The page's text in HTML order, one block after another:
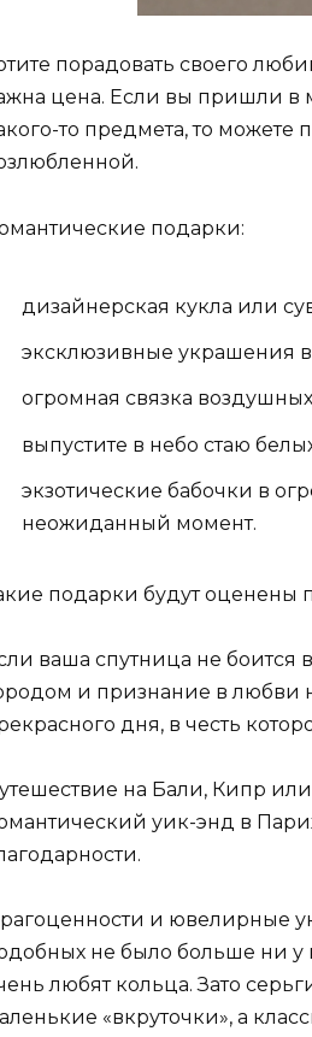
порадовать своего
цена. Если вы пришли в
то предмета, то можете
подарки:
дизайнерская кукла или
эксклюзивные украшения в
огромная связка
выпустите в небо стаю
экзотические бабочки в
неожиданный момент.
подарки будут оценены
ваша спутница не боится
и признание в любви
дня, в честь
на Бали, Кипр
уик-энд в
и ювелирные
не было больше ни у
любят кольца. Зато
«вкруточки», а